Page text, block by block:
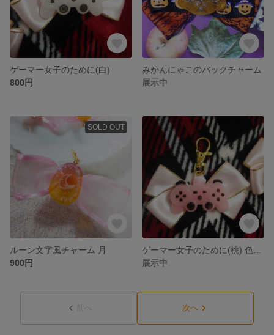
ゲーマー女子のために(白)
800円
みかんにゃこのバックチャーム
展示中
SOLD OUT
ルーン文字風チャーム 月
900円
展示中
前へ 次へ